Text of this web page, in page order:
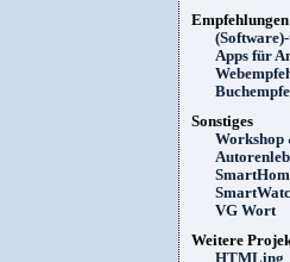
Empfehlungen
Apps für
Sonstiges
Workshop
VG Wort
Weitere
HTMLing